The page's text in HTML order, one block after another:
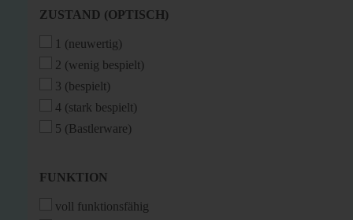
ZUSTAND
ZUSTAND (OPTISCH)
1 (neuwertig)
2 (wenig bespielt)
3 (bespielt)
4 (stark bespielt)
5 (Bastlerware)
FUNKTION
FUNKTION
voll funktionsfähig